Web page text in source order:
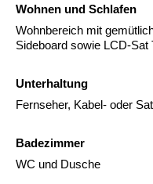
Wohnen und Schlafen
Wohnbereich mit
Sideboard sowie LCD-
Unterhaltung
Fernseher, Kabel- oder
Badezimmer
WC und Dusche